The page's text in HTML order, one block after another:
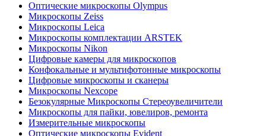
Оптические микроскопы Olympus
Микроскопы Zeiss
Микроскопы Leica
Микроскопы комплектации ARSTEK
Микроскопы Nikon
Цифровые камеры для микроскопов
Конфокальные и мультифотонные микроскопы
Цифровые микроскопы и сканеры
Микроскопы Nexcope
Безокулярные Микроскопы Стереоувеличители
Микроскопы для пайки, ювелиров, ремонта
Измерительные микроскопы
Оптические микроскопы Evident